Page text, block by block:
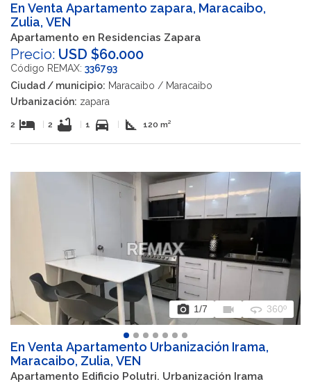
En Venta Apartamento zapara, Maracaibo,
Zulia, VEN
Apartamento en Residencias Zapara
Precio: USD $60.000
Código REMAX: 336793
Ciudad / municipio: Maracaibo / Maracaibo
Urbanización: zapara
2 hotel 2 bathtub 1 directions_car square_foot 120 m²
photo_camera 1/7 videocam 360 360º
En Venta Apartamento Urbanización Irama,
Maracaibo, Zulia, VEN
Apartamento Edificio Polutri. Urbanización Irama